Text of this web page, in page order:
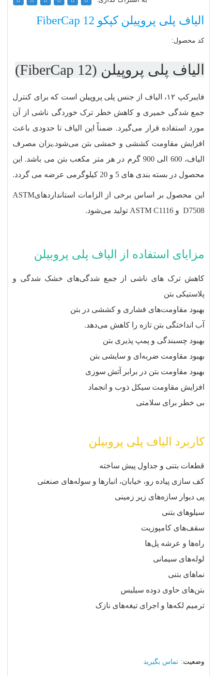
الیاف پلی پروپیلن کپکو FiberCap 12
کد محصول:
الیاف پلی پروپیلن (FiberCap 12)
فایبرکپ ۱۲، الیاف از جنس پلی پروپیلن است که برای کنترل
جمع‏ شدگی خمیری و کاهش خطر ترک‏ خوردگی ناشی از آن
مورد استفاده قرار می‌گیرد. ضمناً این الیاف تا حدودی باعث
افزایش مقاومت کششی و خمشی بتن می‌شود.یزان مصرف
الیاف، 600 الی 900 گرم در هر متر مکعب بتن می باشد. این
محصول در بسته بندی های 5 و 20 کیلوگرمی عرضه می گردد.
این محصول بر اساس برخی از الزامات استانداردهایASTM
D7508 و ASTM C1116 تولید می‌شود.
مزایای استفاده از الیاف پلی پروبیلن
کاهش ترک های ناشی از جمع شدگی‌های خشک شدگی و
پلاستیکی بتن
بهبود مقاومت‌های فشاری و کششی در بتن
آب‌ انداختگی بتن تازه را کاهش می‌دهد.
بهبود چسبندگی و پمپ پذیری بتن
بهبود مقاومت ضربه‌ای و سایشی بتن
بهبود مقاومت بتن در برابر آتش سوزی
افزایش مقاومت سیکل ذوب و انجماد
بی خطر برای سلامتی
کاربرد الیاف پلی پروبیلن
قطعات بتنی و جداول پیش‌ ساخته
کف‌ سازی پیاده‌ رو، خیابان، انبارها و سوله‌های صنعتی
پی دیوار سازه‌‏های زیر زمینی
سیلوهای بتنی
سقف‏‌های کامپوزیت
راه‌ها و عرشه پل‌ها
لوله‌های سیمانی
نماهای بتنی
بتن‌های حاوی دوده سیلیس
ترمیم لکه‏‌ها و اجرای تیغه‏‌های نازک
تماس بگیرید